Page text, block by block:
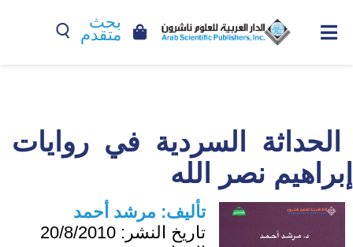
بحث
متقدم
الحداثة السردية في روايات
إبراهيم نصر الله
تأليف: مرشد أحمد
تاريخ النشر: 20/8/2010